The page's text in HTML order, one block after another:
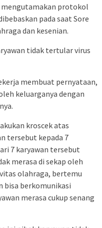
mengutamakan protokol
pada saat Sore
dan kesenian.
tidak tertular virus
membuat pernyataan,
keluarganya dengan
kroscek atas
tersebut kepada 7
7 karyawan tersebut
merasa di sekap oleh
olahraga, bertemu
bisa berkomunikasi
merasa cukup senang